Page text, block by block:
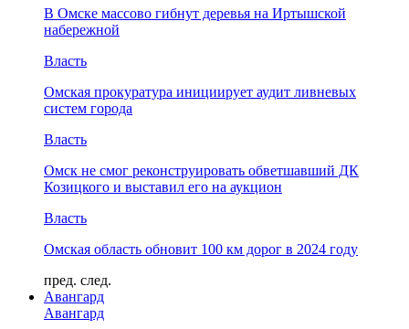
В Омске массово гибнут деревья на Иртышской
набережной
Власть
Омская прокуратура инициирует аудит ливневых
систем города
Власть
Омск не смог реконструировать обветшавший ДК
Козицкого и выставил его на аукцион
Власть
Омская область обновит 100 км дорог в 2024 году
пред. след.
Авангард
Авангард